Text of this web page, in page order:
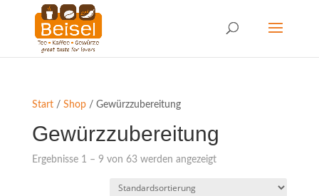
Start/ Shop/ Gewürzzubereitung
Gewürzzubereitung
Ergebnisse 1 – 9 von 63 werden angezeigt